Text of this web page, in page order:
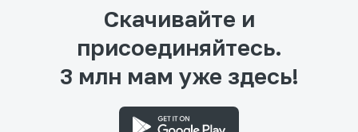
Скачивайте и
присоединяйтесь.
3 млн мам уже здесь!